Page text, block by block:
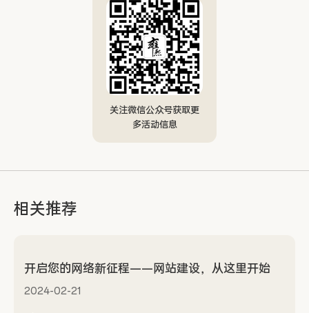
关注微信公众号获取更
多活动信息
相关推荐
开启您的网络新征程——网站建设，从这里开始
2024-02-21